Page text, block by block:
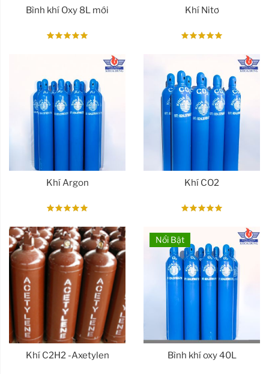
Bình khí Oxy 8L mới Khí Nitơ
Khí Argon Khí CO2
Khí C2H2 -Axetylen
Nổi Bật
Bình khí oxy 40L